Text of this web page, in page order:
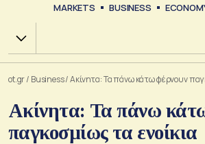
MARKETS BUSINESS
Χ.Α.
ot.gr/ Business/Ακίνητα: Τα πάνω κάτω φέρνουν
Ακίνητα: Τα πάνω
παγκοσμίως τα ενοίκια